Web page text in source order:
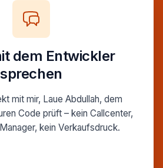
dem Entwickler
sprechen
mit mir, Laue Abdullah, dem
Code prüft – kein Callcenter,
kein Verkaufsdruck.